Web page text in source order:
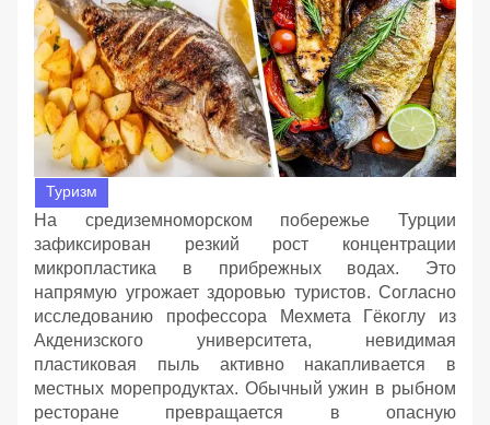
Туризм
На средиземноморском побережье Турции
зафиксирован резкий рост концентрации
микропластика в прибрежных водах. Это
напрямую угрожает здоровью туристов. Согласно
исследованию профессора Мехмета Гёкоглу из
Акденизского университета, невидимая
пластиковая пыль активно накапливается в
местных морепродуктах. Обычный ужин в рыбном
ресторане превращается в опасную